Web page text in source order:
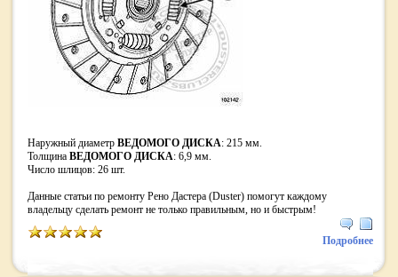
Наружный диаметр ВЕДОМОГО ДИСКА: 215 мм.
Толщина ВЕДОМОГО ДИСКА: 6,9 мм.
Число шлицов: 26 шт.
Данные статьи по ремонту Рено Дастера (Duster) помогут каждому
владельцу сделать ремонт не только правильным, но и быстрым!
Подробнее